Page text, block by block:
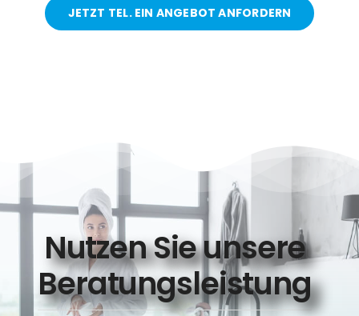
JETZT TEL. EIN ANGEBOT ANFORDERN
Nutzen Sie unsere
Beratungsleistung